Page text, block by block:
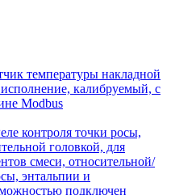
температуры накладной
калибруемый, с
Modbus
контроля точки росы,
головкой, для
смеси, относительной/
энтальпии и
подключен